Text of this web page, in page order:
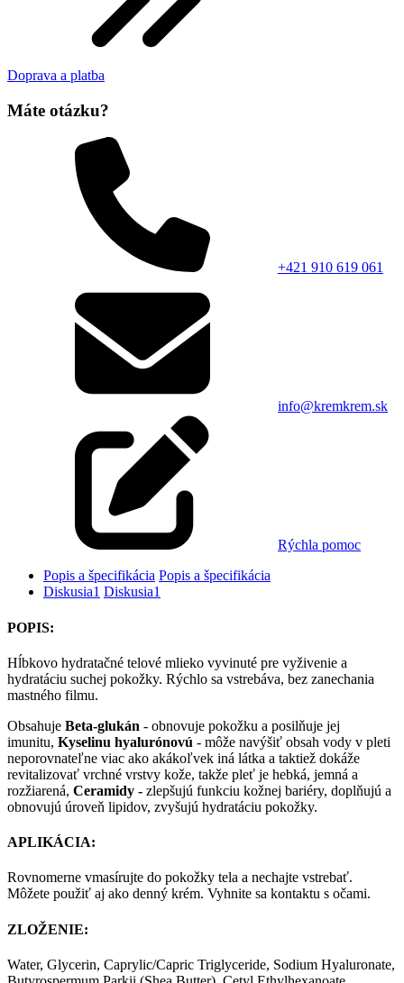
Doprava a platba
Máte otázku?
+421 910 619 061
info@kremkrem.sk
Rýchla pomoc
Popis a špecifikácia Popis a špecifikácia
Diskusia1 Diskusia1
POPIS:
Hĺbkovo hydratačné telové mlieko vyvinuté pre vyživenie a
hydratáciu suchej pokožky. Rýchlo sa vstrebáva, bez zanechania
mastného filmu.
Obsahuje Beta-glukán - obnovuje pokožku a posilňuje jej
imunitu, Kyselinu hyalurónovú - môže navýšiť obsah vody v pleti
neporovnateľne viac ako akákoľvek iná látka a taktiež dokáže
revitalizovať vrchné vrstvy kože, takže pleť je hebká, jemná a
rozžiarená, Ceramidy - zlepšujú funkciu kožnej bariéry, doplňujú a
obnovujú úroveň lipidov, zvyšujú hydratáciu pokožky.
APLIKÁCIA:
Rovnomerne vmasírujte do pokožky tela a nechajte vstrebať.
Môžete použiť aj ako denný krém. Vyhnite sa kontaktu s očami.
ZLOŽENIE:
Water, Glycerin, Caprylic/Capric Triglyceride, Sodium Hyaluronate,